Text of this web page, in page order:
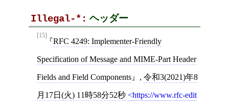
Illegal-*: ヘッダー
[15]
RFC 4249: Implementer-Friendly
Specification of Message and MIME-Part Header
Fields and Field Components , 令和3(2021)年8
月17日(火) 11時58分52秒 https://www.rfc-edit